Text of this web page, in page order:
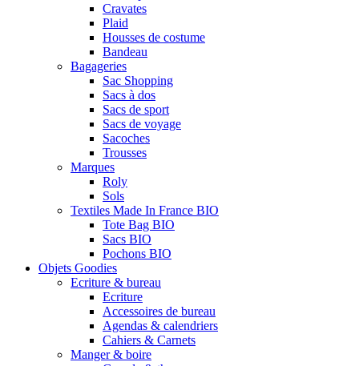
Cravates
Plaid
Housses de costume
Bandeau
Bagageries
Sac Shopping
Sacs à dos
Sacs de sport
Sacs de voyage
Sacoches
Trousses
Marques
Roly
Sols
Textiles Made In France BIO
Tote Bag BIO
Sacs BIO
Pochons BIO
Objets Goodies
Ecriture & bureau
Ecriture
Accessoires de bureau
Agendas & calendriers
Cahiers & Carnets
Manger & boire